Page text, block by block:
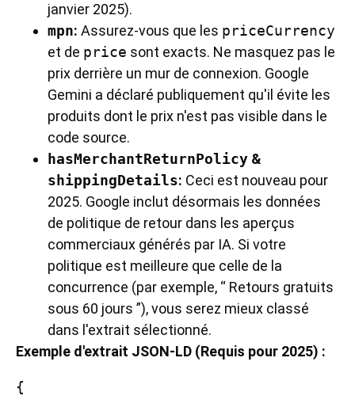
janvier 2025).
mpn: Assurez-vous que les priceCurrency
et de price sont exacts. Ne masquez pas le
prix derrière un mur de connexion. Google
Gemini a déclaré publiquement qu'il évite les
produits dont le prix n'est pas visible dans le
code source.
hasMerchantReturnPolicy &
shippingDetails: Ceci est nouveau pour
2025. Google inclut désormais les données
de politique de retour dans les aperçus
commerciaux générés par IA. Si votre
politique est meilleure que celle de la
concurrence (par exemple, “ Retours gratuits
sous 60 jours ”), vous serez mieux classé
dans l'extrait sélectionné.
Exemple d'extrait JSON-LD (Requis pour 2025) :
{